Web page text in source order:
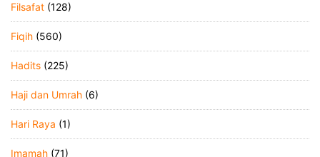
Filsafat (128)
Fiqih (560)
Hadits (225)
Haji dan Umrah (6)
Hari Raya (1)
Imamah (71)